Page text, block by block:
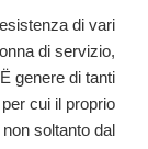
di vari
di servizio,
genere di tanti
cui il proprio
soltanto dal